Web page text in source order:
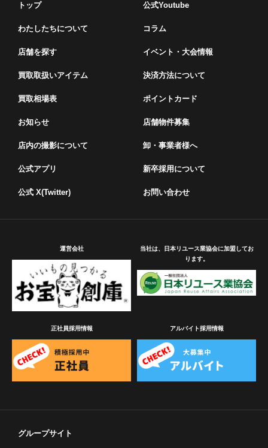
トップ
わたしたちについて
店舗を探す
買取取扱いアイテム
買取相場表
お知らせ
店内の撮影について
公式アプリ
公式 X(Twitter)
公式Youtube
コラム
イベント・⼤会情報
決済方法について
ポイントカード
店舗物件募集
卸・事業者様へ
新卒採用について
お問い合わせ
運営会社
当社は、日本リユース業協会に加盟してお
ります。
正社員採用情報 アルバイト採用情報
グループサイト